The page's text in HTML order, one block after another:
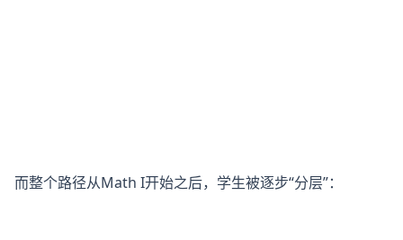
而整个路径从Math I开始之后，学生被逐步“分层”：